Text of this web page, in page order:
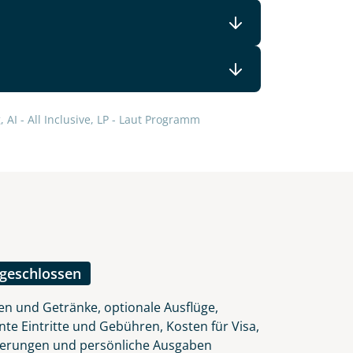
AI - All Inclusive, LP - Laut Programm
und Getränke, optionale Ausflüge,
Eintritte und Gebühren, Kosten für Visa,
und persönliche Ausgaben